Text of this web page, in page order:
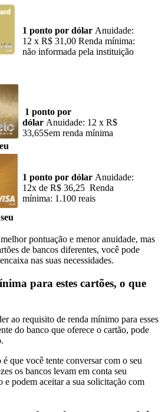
1 ponto por dólar Anuidade:
12 x R$ 31,00 Renda mínima:
não informada pela instituição
1 ponto por
dólar Anuidade: 12 x R$
33,65Sem renda mínima
1 ponto por dólar Anuidade:
12x de R$ 36,25 Renda
mínima: 1.100 reais
pontuação e menor anuidade, mas
de bancos diferentes, você pode
nas suas necessidades.
para estes cartões, o que
ao requisito de renda mínimo para esses
do banco que oferece o cartão, pode
que você tente conversar com o seu
os bancos levam em conta seu
e podem aceitar a sua solicitação com